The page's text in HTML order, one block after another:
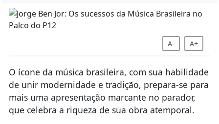
A- A+
O ícone da música brasileira, com sua habilidade
de unir modernidade e tradição, prepara-se para
mais uma apresentação marcante no parador,
que celebra a riqueza de sua obra atemporal.